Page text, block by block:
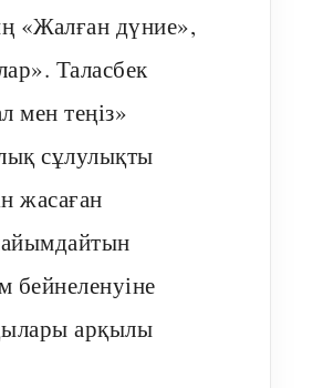
«Жалған дүние»,
Таласбек
мен теңіз»
сұлулықты
жасаған
бейнеленуіне
арқылы